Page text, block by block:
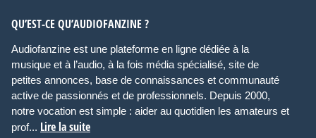
QU’EST-CE QU’AUDIOFANZINE ?
Audiofanzine est une plateforme en ligne dédiée à la
musique et à l’audio, à la fois média spécialisé, site de
petites annonces, base de connaissances et communauté
active de passionnés et de professionnels. Depuis 2000,
notre vocation est simple : aider au quotidien les amateurs et
prof... Lire la suite